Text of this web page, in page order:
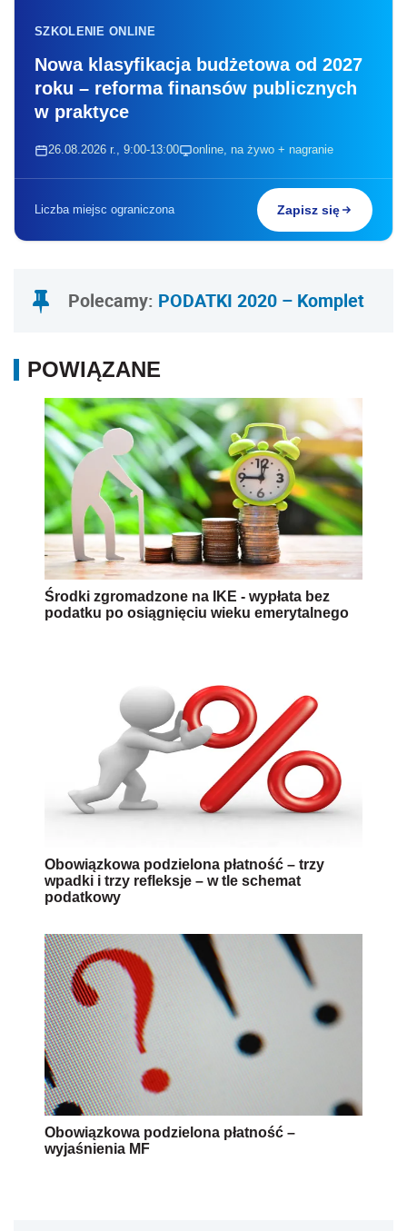
SZKOLENIE ONLINE
Nowa klasyfikacja budżetowa od 2027
roku – reforma finansów publicznych
w praktyce
26.08.2026 r., 9:00-13:00 online, na żywo + nagranie
Liczba miejsc ograniczona Zapisz się
Polecamy: PODATKI 2020 – Komplet
POWIĄZANE
Środki zgromadzone na IKE - wypłata bez
podatku po osiągnięciu wieku emerytalnego
Obowiązkowa podzielona płatność – trzy
wpadki i trzy refleksje – w tle schemat
podatkowy
Obowiązkowa podzielona płatność –
wyjaśnienia MF